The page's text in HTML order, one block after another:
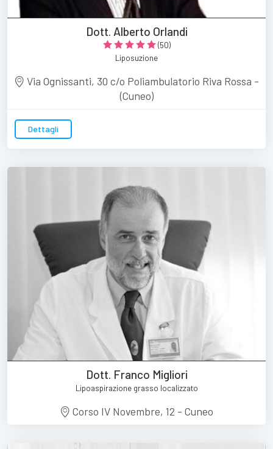
Dott. Alberto Orlandi
(50)
Liposuzione
Via Ognissanti, 30 c/o Poliambulatorio Riva Rossa -
(Cuneo)
Dettagli
Dott. Franco Migliori
Lipoaspirazione grasso localizzato
Corso IV Novembre, 12 - Cuneo